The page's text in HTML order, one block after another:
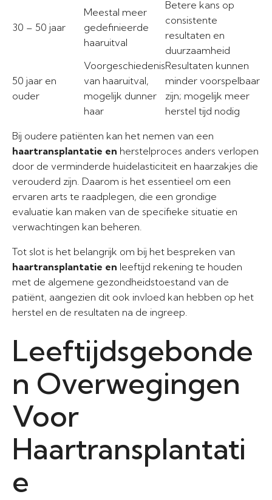
30 – 50 jaar
Meestal meer
gedefinieerde
haaruitval
Betere kans op
consistente
resultaten en
duurzaamheid
50 jaar en
ouder
Voorgeschiedenis
van haaruitval,
mogelijk dunner
haar
Resultaten kunnen
minder voorspelbaar
zijn; mogelijk meer
herstel tijd nodig
Bij oudere patiënten kan het nemen van een
haartransplantatie en herstelproces anders verlopen
door de verminderde huidelasticiteit en haarzakjes die
verouderd zijn. Daarom is het essentieel om een
ervaren arts te raadplegen, die een grondige
evaluatie kan maken van de specifieke situatie en
verwachtingen kan beheren.
Tot slot is het belangrijk om bij het bespreken van
haartransplantatie en leeftijd rekening te houden
met de algemene gezondheidstoestand van de
patiënt, aangezien dit ook invloed kan hebben op het
herstel en de resultaten na de ingreep.
Leeftijdsgebonde
n Overwegingen
Voor
Haartransplantati
e